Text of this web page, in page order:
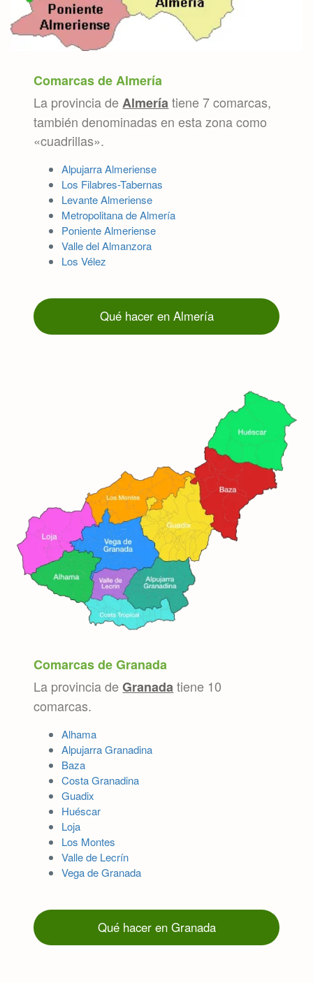
Comarcas de Almería
La provincia deAlmeríatiene 7 comarcas,
también denominadas en esta zona como
«cuadrillas».
Alpujarra Almeriense
Los Filabres-Tabernas
Levante Almeriense
Metropolitana de Almería
Poniente Almeriense
Valle del Almanzora
Los Vélez
Qué hacer en Almería
Comarcas de Granada
La provincia deGranadatiene 10
comarcas.
Alhama
Alpujarra Granadina
Baza
Costa Granadina
Guadix
Huéscar
Loja
Los Montes
Valle de Lecrín
Vega de Granada
Qué hacer en Granada